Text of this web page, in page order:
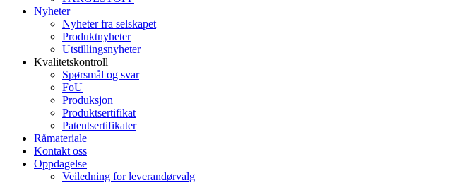
Nyheter
Nyheter fra selskapet
Produktnyheter
Utstillingsnyheter
Kvalitetskontroll
Spørsmål og svar
FoU
Produksjon
Produktsertifikat
Patentsertifikater
Råmateriale
Kontakt oss
Oppdagelse
Veiledning for leverandørvalg